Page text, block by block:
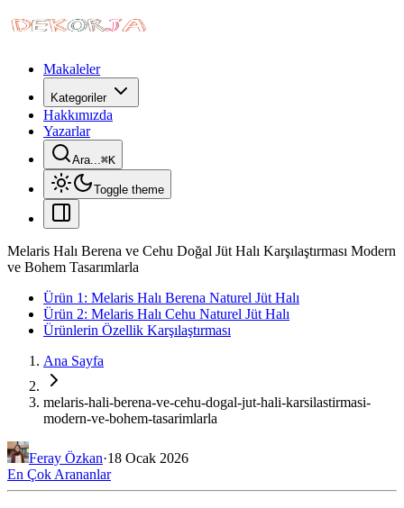
Makaleler
Kategoriler
Hakkımızda
Yazarlar
Ara...⌘K
Toggle theme
Melaris Halı Berena ve Cehu Doğal Jüt Halı Karşılaştırması Modern
ve Bohem Tasarımlarla
Ürün 1: Melaris Halı Berena Naturel Jüt Halı
Ürün 2: Melaris Halı Cehu Naturel Jüt Halı
Ürünlerin Özellik Karşılaştırması
Ana Sayfa
melaris-hali-berena-ve-cehu-dogal-jut-hali-karsilastirmasi-
modern-ve-bohem-tasarimlarla
Feray Özkan·18 Ocak 2026
En Çok Arananlar